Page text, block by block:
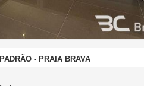
- PRAIA BRAVA